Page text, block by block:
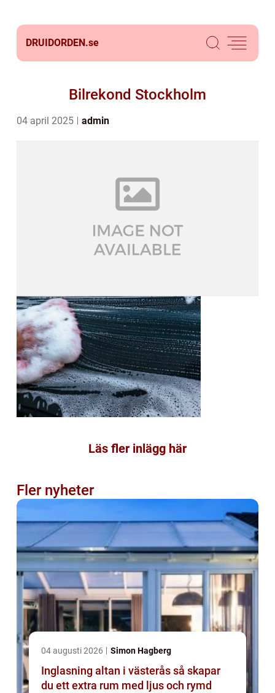
DRUIDORDEN.se
Bilrekond Stockholm
04 april 2025 admin
Läs fler inlägg här
Fler nyheter
04 augusti 2026 Simon Hagberg
Inglasning altan i västerås så skapar
du ett extra rum med ljus och rymd